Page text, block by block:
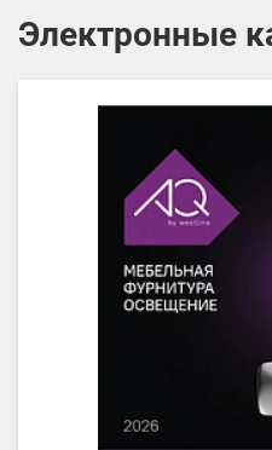
Электронные